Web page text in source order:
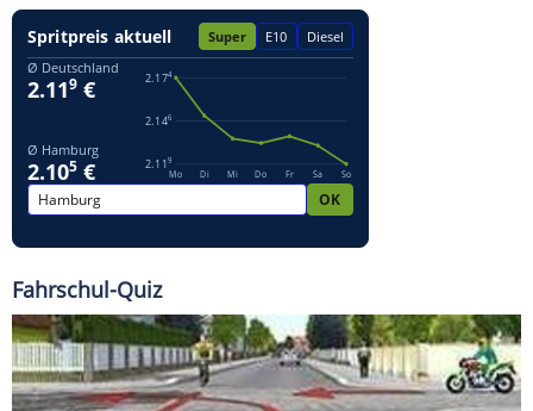
Fahrschul-Quiz